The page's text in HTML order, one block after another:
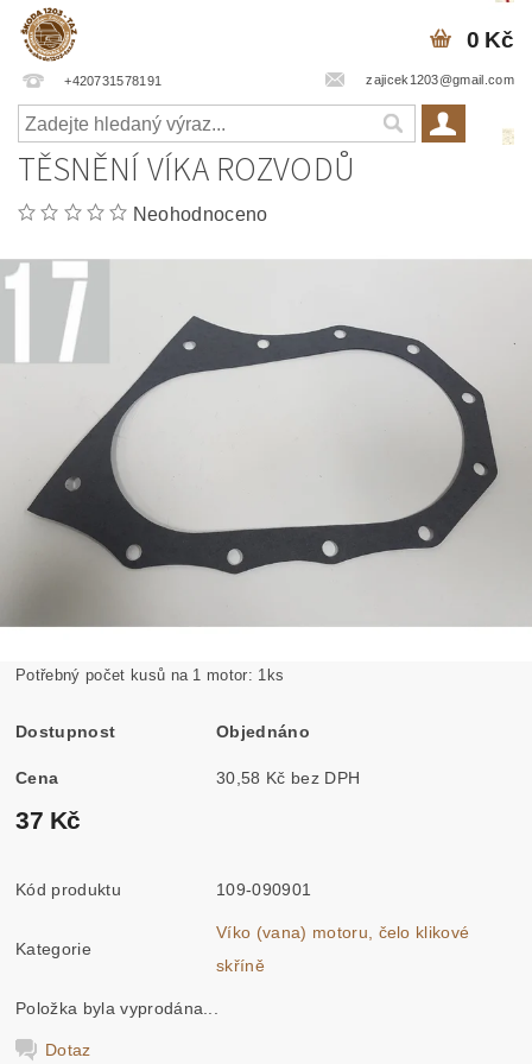
+420731578191 zajicek1203@gmail.com
0 Kč
TĚSNĚNÍ VÍKA ROZVODŮ
Neohodnoceno
Potřebný počet kusů na 1 motor: 1ks
Dostupnost Objednáno
Cena 30,58 Kč bez DPH
37 Kč
Kód produktu 109-090901
Kategorie
Víko (vana) motoru, čelo klikové
skříně
Položka byla vyprodána...
Dotaz